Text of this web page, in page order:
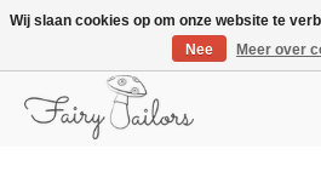
De mooiste online selectie stoffen en mercerie
Wij slaan cookies op om onze website te
Nee
Meer over